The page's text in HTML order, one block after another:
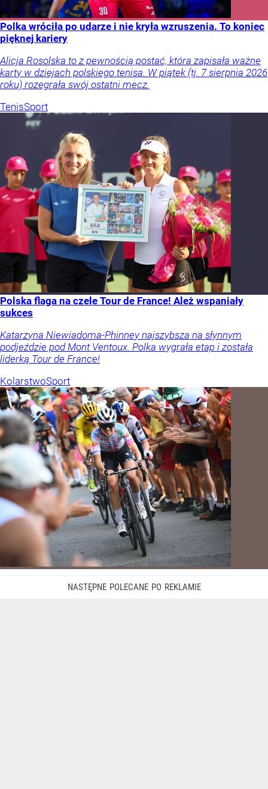
Polka wróciła po udarze i nie kryła wzruszenia. To koniec
pięknej kariery
Alicja Rosolska to z pewnością postać, która zapisała ważne
karty w dziejach polskiego tenisa. W piątek (tj. 7 sierpnia 2026
roku) rozegrała swój ostatni mecz.
TenisSport
Polska flaga na czele Tour de France! Ależ wspaniały
sukces
Katarzyna Niewiadoma-Phinney najszybsza na słynnym
podjeździe pod Mont Ventoux. Polka wygrała etap i została
liderką Tour de France!
KolarstwoSport